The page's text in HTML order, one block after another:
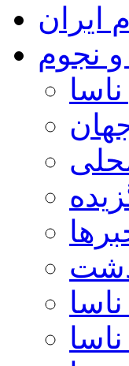
ایران
و نجوم
ناسا